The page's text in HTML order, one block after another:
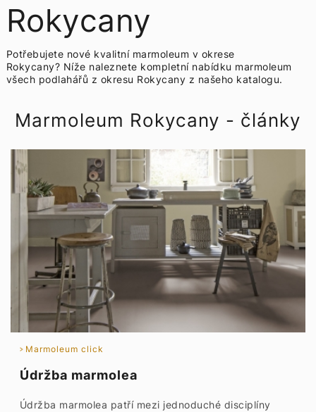
Rokycany
Potřebujete nové kvalitní marmoleum v okrese
Rokycany? Níže naleznete kompletní nabídku marmoleum
všech podlahářů z okresu Rokycany z našeho katalogu.
Marmoleum Rokycany - články
Marmoleum click
Údržba marmolea
Údržba marmolea patří mezi jednoduché disciplíny